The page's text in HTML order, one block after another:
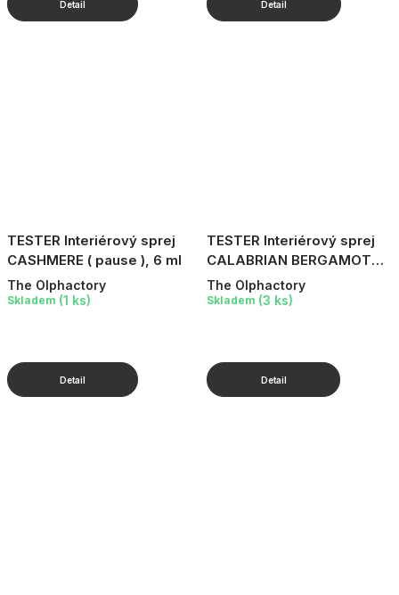
TESTER Interiérový sprej
CASHMERE ( pause ), 6 ml
The Olphactory
Skladem (1 ks)
TESTER Interiérový sprej
CALABRIAN BERGAMOT
Luminous, 6 ml
The Olphactory
Skladem (3 ks)